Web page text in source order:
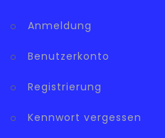
Anmeldung
Benutzerkonto
Registrierung
Kennwort vergessen